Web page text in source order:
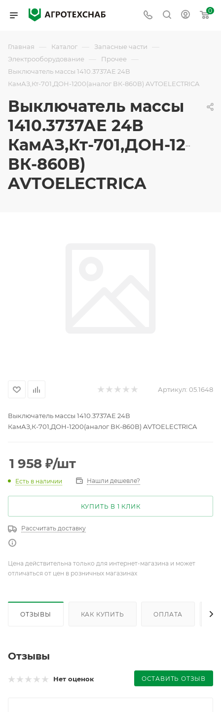
0
Главная — Каталог — Запасные части —
Электрооборудование — Прочее —
Выключатель массы 1410.3737АЕ 24В
КамАЗ,Кт-701,ДОН-1200(аналог ВК-860В) AVTOELECTRICA
Выключатель массы
1410.3737АЕ 24В
КамАЗ,Кт-701,ДОН-
ВК-860В)
AVTOELECTRICA
Артикул: 05.1648
Выключатель массы 1410.3737АЕ 24В
КамАЗ,К-701,ДОН-1200(аналог ВК-860В) AVTOELECTRICA
1 958 ₽/шт
Есть в наличии Нашли дешевле?
КУПИТЬ В 1 КЛИК
Рассчитать доставку
Цена действительна только для интернет-магазина и может
отличаться от цен в розничных магазинах
ОТЗЫВЫ КАК КУПИТЬ ОПЛАТА
Отзывы
Нет оценок ОСТАВИТЬ ОТЗЫВ